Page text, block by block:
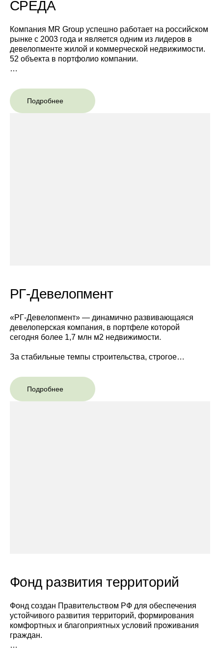
СРЕДА
Компания MR Group успешно работает на российском
рынке с 2003 года и является одним из лидеров в
девелопменте жилой и коммерческой недвижимости.
52 объекта в портфолио компании.
покупают недвижимость в проектах по рекомендации
друзей/Подробнее
РГ-Девелопмент
«РГ-Девелопмент» — динамично развивающаяся
девелоперская компания, в портфеле которой
сегодня более 1,7 млн м2 недвижимости.
За стабильные темпы строительства, строгое
объектов компания «РГ-Девелопмент» неоднократно
удостаивалась наград в профессиональных конкурсах
и премиях. Компания входит в ТОП-20 крупнейших
Подробнее
Фонд развития территорий
Фонд создан Правительством РФ для обеспечения
устойчивого развития территорий, формирования
комфортных и благоприятных условий проживания
граждан.